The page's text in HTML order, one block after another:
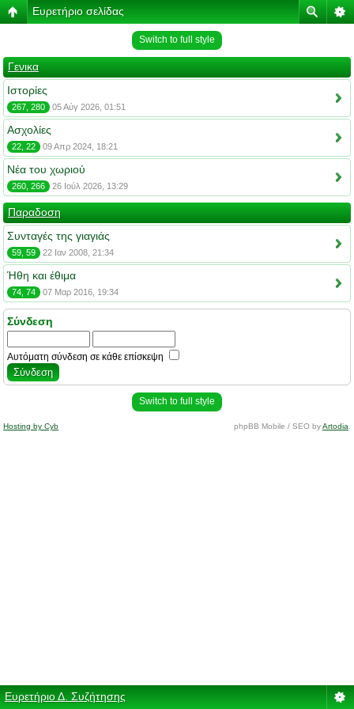
Ευρετήριο σελίδας
Switch to full style
Γενικα
Ιστορίες
267, 280 05 Αύγ 2026, 01:51
Ασχολίες
22, 22 09 Απρ 2024, 18:21
Νέα του χωριού
260, 266 26 Ιούλ 2026, 13:29
Παραδοση
Συνταγές της γιαγιάς
59, 59 22 Ιαν 2008, 21:34
Ήθη και έθιμα
74, 74 07 Μαρ 2016, 19:34
Σύνδεση
Αυτόματη σύνδεση σε κάθε επίσκεψη
Switch to full style
Hosting by Cyb phpBB Mobile / SEO byArtodia
Ευρετήριο Δ. Συζήτησης